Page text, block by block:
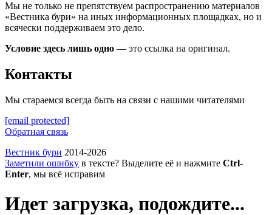
Мы не только не препятствуем распространению материалов
«Вестника бури» на иных информационных площадках, но и
всячески поддерживаем это дело.
Условие здесь лишь одно — это ссылка на оригинал.
Контакты
Мы стараемся всегда быть на связи с нашими читателями
[email protected]
Обратная связь
Вестник бури 2014-2026
Заметили ошибку в тексте? Выделите её и нажмите Ctrl-
Enter, мы всё исправим
Идет загрузка, подождите...